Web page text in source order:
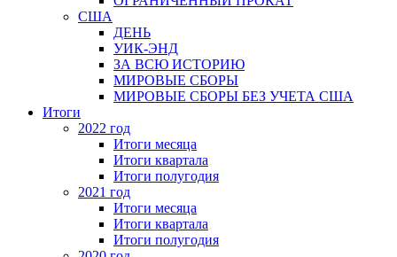
США
ДЕНЬ
УИК-ЭНД
ЗА ВСЮ ИСТОРИЮ
МИРОВЫЕ СБОРЫ
МИРОВЫЕ СБОРЫ БЕЗ УЧЕТА США
Итоги
2022 год
Итоги месяца
Итоги квартала
Итоги полугодия
2021 год
Итоги месяца
Итоги квартала
Итоги полугодия